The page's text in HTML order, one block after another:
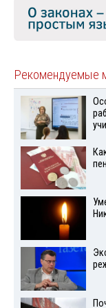
Рекомендуемые